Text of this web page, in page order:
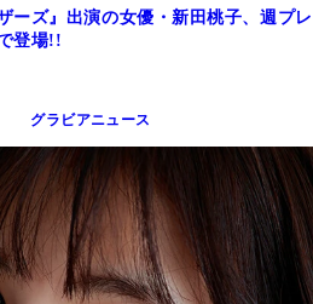
ーズ』出演の女優・新田桃子、週プレ
登場!!
グラビアニュース